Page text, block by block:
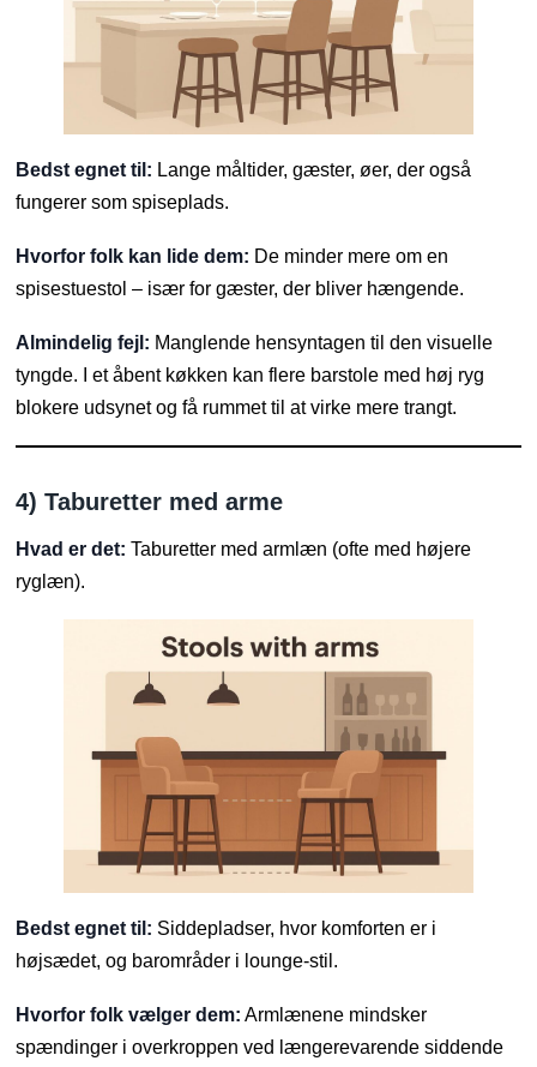
Bedst egnet til: Lange måltider, gæster, øer, der også
fungerer som spiseplads.
Hvorfor folk kan lide dem: De minder mere om en
spisestuestol – især for gæster, der bliver hængende.
Almindelig fejl: Manglende hensyntagen til den visuelle
tyngde. I et åbent køkken kan flere barstole med høj ryg
blokere udsynet og få rummet til at virke mere trangt.
4) Taburetter med arme
Hvad er det: Taburetter med armlæn (ofte med højere
ryglæn).
Bedst egnet til: Siddepladser, hvor komforten er i
højsædet, og barområder i lounge-stil.
Hvorfor folk vælger dem: Armlænene mindsker
spændinger i overkroppen ved længerevarende siddende